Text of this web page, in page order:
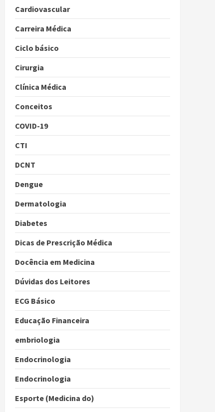
Cardiovascular
Carreira Médica
Ciclo básico
Cirurgia
Clínica Médica
Conceitos
COVID-19
CTI
DCNT
Dengue
Dermatologia
Diabetes
Dicas de Prescrição Médica
Docência em Medicina
Dúvidas dos Leitores
ECG Básico
Educação Financeira
embriologia
Endocrinologia
Endocrinologia
Esporte (Medicina do)